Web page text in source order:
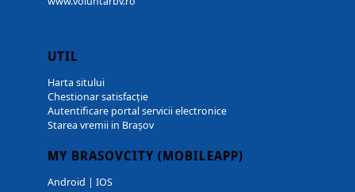
UTIL
Harta sitului
Chestionar satisfacție
Autentificare portal servicii electronice
Starea vremii in Brașov
MY BRASOVCITY (MOBILEAPP)
Android | IOS